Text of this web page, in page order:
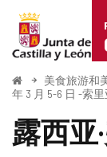
Portal
de
Turismo
de
Castilla
开
始
美食旅游和
年 3 月 5-6 日 -索里
露西亚